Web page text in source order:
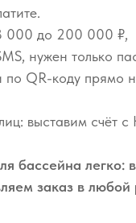
000 до 200 000 ₽,
нужен только
по QR-коду прямо
выставим счёт
бассейна легко:
заказ в любой